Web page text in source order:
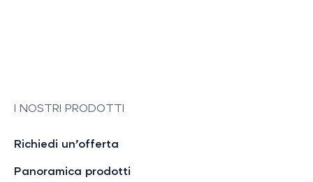
I NOSTRI PRODOTTI
Richiedi un’offerta
Panoramica prodotti